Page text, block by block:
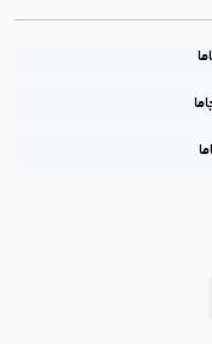
در تلگرام
جاما در آپارات